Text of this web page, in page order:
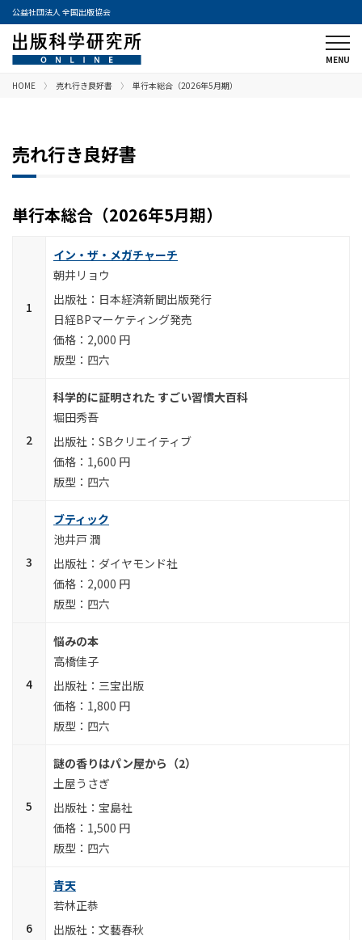
公益社団法人 全国出版協会
HOME 売れ行き良好書 単行本総合（2026年5月期）
売れ行き良好書
単行本総合（2026年5月期）
イン・ザ・メガチャーチ
朝井リョウ
日本経済新聞出版発行
日経BPマーケティング発売
2,000 円
四六
科学的に証明された すごい習慣大百科
堀田秀吾
SBクリエイティブ
1,600 円
四六
ブティック
池井戸 潤
ダイヤモンド社
2,000 円
四六
悩みの本
高橋佳子
三宝出版
1,800 円
四六
謎の香りはパン屋から（2）
土屋うさぎ
宝島社
1,500 円
四六
青天
若林正恭
文藝春秋